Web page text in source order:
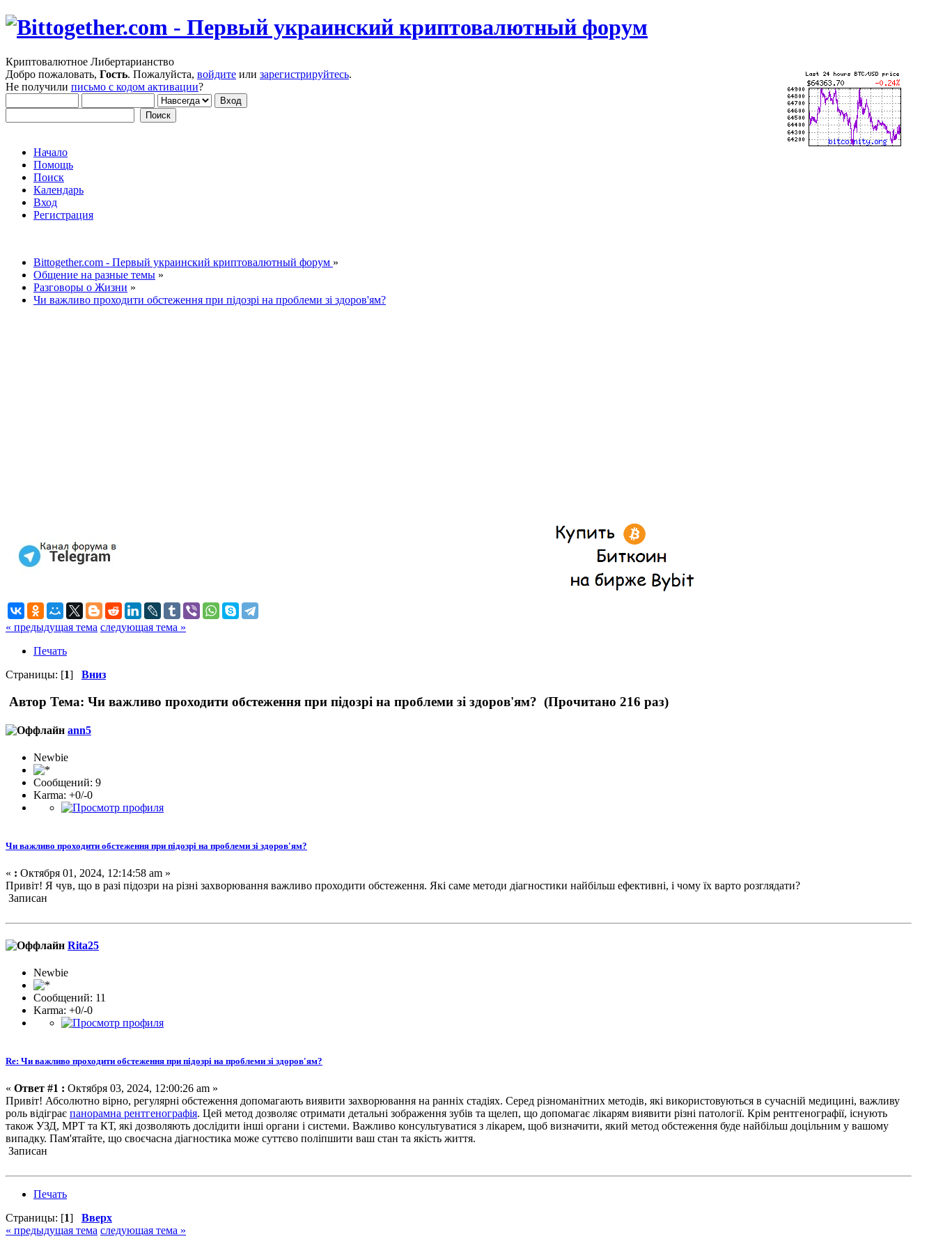
Криптовалютное Либертарианство
Добро пожаловать, Гость. Пожалуйста, войдите или зарегистрируйтесь.
Не получили письмо с кодом активации?
Начало
Помощь
Поиск
Календарь
Вход
Регистрация
Bittogether.com - Первый украинский криптовалютный форум »
Общение на разные темы »
Разговоры о Жизни »
Чи важливо проходити обстеження при підозрі на проблеми зі здоров'ям?
« предыдущая тема следующая тема »
Печать
Страницы: [1] Вниз
Автор Тема: Чи важливо проходити обстеження при підозрі на проблеми зі здоров'ям? (Прочитано 216 раз)
ann5
Newbie
Сообщений: 9
Karma: +0/-0
Чи важливо проходити обстеження при підозрі на проблеми зі здоров'ям?
« : Октября 01, 2024, 12:14:58 am »
Привіт! Я чув, що в разі підозри на різні захворювання важливо проходити обстеження. Які саме методи діагностики найбільш ефективні, і чому їх варто розглядати?
Записан
Rita25
Newbie
Сообщений: 11
Karma: +0/-0
Re: Чи важливо проходити обстеження при підозрі на проблеми зі здоров'ям?
« Ответ #1 : Октября 03, 2024, 12:00:26 am »
Привіт! Абсолютно вірно, регулярні обстеження допомагають виявити захворювання на ранніх стадіях. Серед різноманітних методів, які використовуються в сучасній медицині, важливу
роль відіграє панорамна рентгенографія. Цей метод дозволяє отримати детальні зображення зубів та щелеп, що допомагає лікарям виявити різні патології. Крім рентгенографії, існують
також УЗД, МРТ та КТ, які дозволяють дослідити інші органи і системи. Важливо консультуватися з лікарем, щоб визначити, який метод обстеження буде найбільш доцільним у вашому
випадку. Пам'ятайте, що своєчасна діагностика може суттєво поліпшити ваш стан та якість життя.
Записан
Печать
Страницы: [1] Вверх
« предыдущая тема следующая тема »